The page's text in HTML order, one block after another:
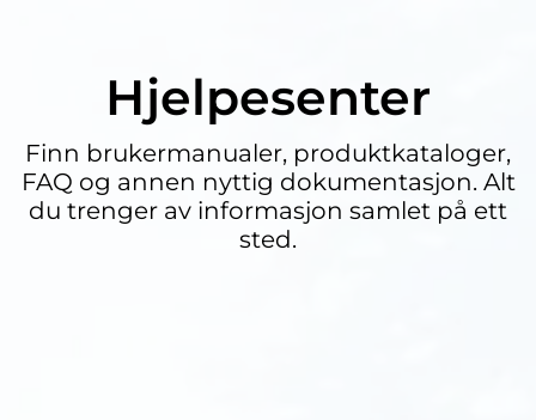
Hjelpesenter
Finn brukermanualer, produktkataloger,
FAQ og annen nyttig dokumentasjon. Alt
du trenger av informasjon samlet på ett
sted.